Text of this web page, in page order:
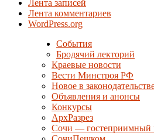
Лента записей
Лента комментариев
WordPress.org
События
Бродячий лекторий
Краевые новости
Вести Минстроя РФ
Новое в
Объявления и анонсы
Конкурсы
АрхРазрез
Сочи — гостеприимный